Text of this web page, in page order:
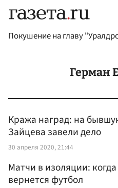
Покушение на главу
Герман
Кража наград: на
Зайцева завели дело
30 апреля 2020, 21:44
Матчи в изоляции:
вернется футбол